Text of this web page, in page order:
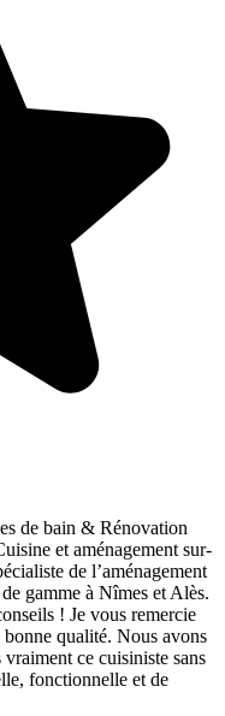
de bain & Rénovation
et aménagement sur-
de l’aménagement
gamme à Nîmes et Alès.
! Je vous remercie
qualité. Nous avons
ce cuisiniste sans
fonctionnelle et de